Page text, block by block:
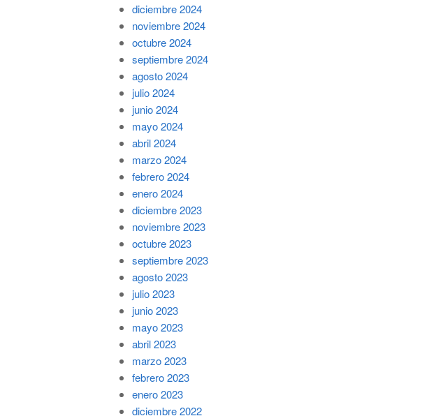
diciembre 2024
noviembre 2024
octubre 2024
septiembre 2024
agosto 2024
julio 2024
junio 2024
mayo 2024
abril 2024
marzo 2024
febrero 2024
enero 2024
diciembre 2023
noviembre 2023
octubre 2023
septiembre 2023
agosto 2023
julio 2023
junio 2023
mayo 2023
abril 2023
marzo 2023
febrero 2023
enero 2023
diciembre 2022